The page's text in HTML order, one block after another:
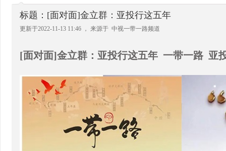
标题：[面对面]金立群：亚投行这五年
更新于2022-11-13 11:46 ， 来源于 中视一带一路频道
[面对面]金立群：亚投行这五年 一带一路 亚